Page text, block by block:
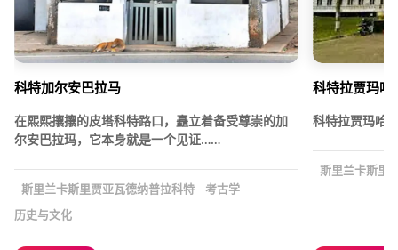
科特加尔安巴拉马
在熙熙攘攘的皮塔科特路口，矗立着备受尊崇的加
尔安巴拉玛，它本身就是一个见证……
斯里兰卡斯里贾亚瓦德纳普拉科特
考古学
历史与文化
科特拉贾玛哈
科特拉贾玛哈
斯里兰卡斯里